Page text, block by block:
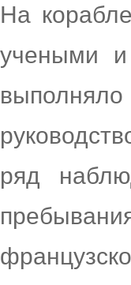
На
учеными и
ряд